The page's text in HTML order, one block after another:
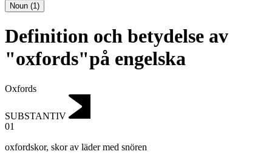
Noun (1)
Definition och betydelse av
"oxfords"på engelska
Oxfords
SUBSTANTIV
01
oxfordskor, skor av läder med snören